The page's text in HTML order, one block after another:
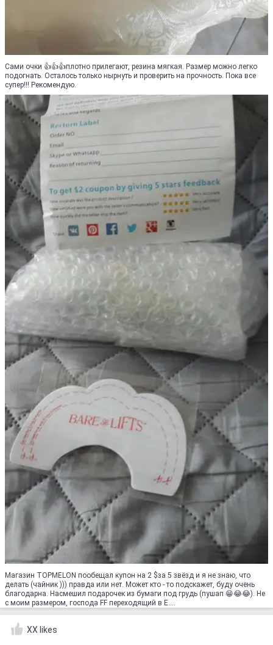
Сами очки 👍👍👍плотно прилегают, резина мягкая. Размер можно легко
подогнать. Осталось только нырнуть и проверить на прочность. Пока все
супер!!! Рекомендую.
Магазин TOPMELON пообещал купон на 2 $за 5 звёзд и я не знаю, что
делать (чайник ))) правда или нет. Может кто - то подскажет, буду очень
благодарна. Насмешил подарочек из бумаги под грудь (пушап 😁😂😂). Не
с моим размером, господа FF переходящий в Е....
XX likes